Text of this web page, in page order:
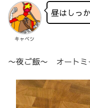
キャベツ
昼はしっ
〜夜ご飯〜 オートミ